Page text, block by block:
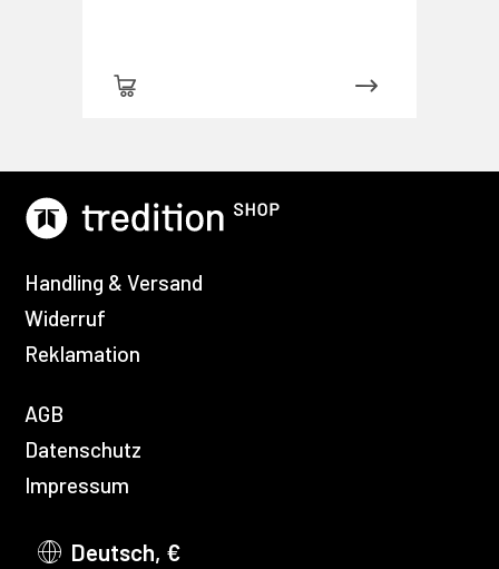
Handling & Versand
Widerruf
Reklamation
AGB
Datenschutz
Impressum
Deutsch, €